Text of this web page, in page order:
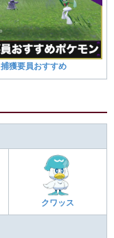
捕獲要員おすすめ
クワッス